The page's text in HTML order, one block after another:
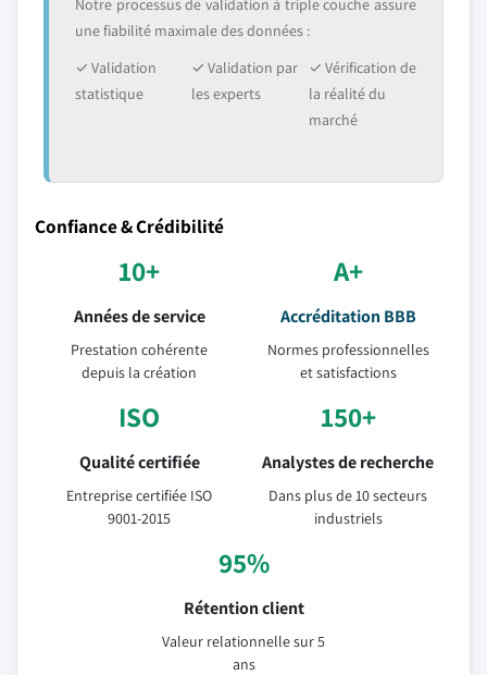
Notre processus de validation à triple couche assure
une fiabilité maximale des données :
✓ Validation
statistique
✓ Validation par
les experts
✓ Vérification de
la réalité du
marché
Confiance & Crédibilité
10+
Années de service
Prestation cohérente
depuis la création
A+
Accréditation BBB
Normes professionnelles
et satisfactions
ISO
Qualité certifiée
Entreprise certifiée ISO
9001-2015
150+
Analystes de recherche
Dans plus de 10 secteurs
industriels
95%
Rétention client
Valeur relationnelle sur 5
ans